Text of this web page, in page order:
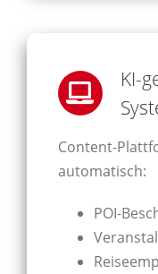
KI-
Content-
automatisch:
POI-